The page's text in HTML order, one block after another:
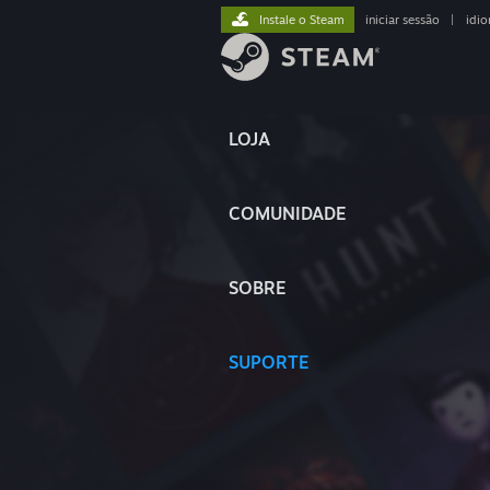
LOJA
COMUNIDADE
SOBRE
SUPORTE
Instale o Steam iniciar sessão